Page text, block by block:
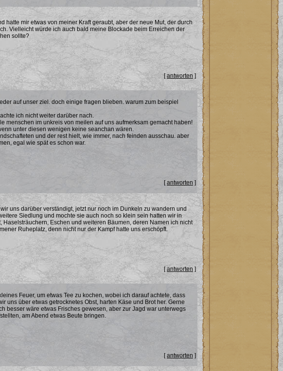
hatte mir etwas von meiner Kraft geraubt, aber der neue Mut, der durch
Vielleicht würde ich auch bald meine Blockade beim Erreichen der
sollte?
[antworten]
auf unser ziel. doch einige fragen blieben. warum zum beispiel
ich nicht weiter darüber nach.
menschen im unkreis von meilen auf uns aufmerksam gemacht haben!
unter diesen wenigen keine seanchan wären.
und der rest hielt, wie immer, nach feinden ausschau. aber
egal wie spät es schon war.
[antworten ]
uns darüber verständigt, jetzt nur noch im Dunkeln zu wandern und
Siedlung und mochte sie auch noch so klein sein hatten wir in
Eschen und weiteren Bäumen, deren Namen ich nicht
Ruheplatz, denn nicht nur der Kampf hatte uns erschöpft.
[antworten ]
Feuer, um etwas Tee zu kochen, wobei ich darauf achtete, dass
uns über etwas getrocknetes Obst, harten Käse und Brot her. Gerne
besser wäre etwas Frisches gewesen, aber zur Jagd war unterwegs
am Abend etwas Beute bringen.
[antworten ]